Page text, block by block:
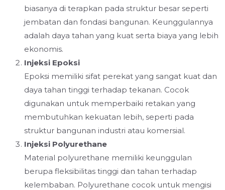
biasanya di terapkan pada struktur besar seperti
jembatan dan fondasi bangunan. Keunggulannya
adalah daya tahan yang kuat serta biaya yang lebih
ekonomis.
Injeksi Epoksi
Epoksi memiliki sifat perekat yang sangat kuat dan
daya tahan tinggi terhadap tekanan. Cocok
digunakan untuk memperbaiki retakan yang
membutuhkan kekuatan lebih, seperti pada
struktur bangunan industri atau komersial.
Injeksi Polyurethane
Material polyurethane memiliki keunggulan
berupa fleksibilitas tinggi dan tahan terhadap
kelembaban. Polyurethane cocok untuk mengisi